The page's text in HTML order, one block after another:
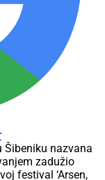
Šibeniku nazvana
zadužio
festival ‘Arsen,